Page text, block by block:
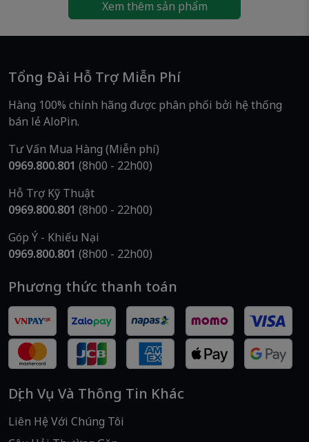
TP.HCM (Địa chỉ cũ: Phường Bình Trị Đông A, Quận
Bình Tân)
🌐Website:
www.alopin.vn
🚚Giao nhanh – Hàng mới 100%
👉 Pin Maxell AA / R6P 1.5V
tế, ổn định và tiện lợi cho mọi gia đình. Đặt mua
ngay tạiAloPin để nhận giá tốt và giao hàng
Xem thêm sản phẩm
Tổng Đài Hỗ Trợ Miễn Phí
Hàng 100% chính hãng được phân phối bởi hệ thống
bán lẻ AloPin.
Tư Vấn Mua Hàng (Miễn phí)
0969.800.801 (8h00 - 22h00)
Hỗ Trợ Kỹ Thuật
0969.800.801 (8h00 - 22h00)
Góp Ý - Khiếu Nại
0969.800.801 (8h00 - 22h00)
Phương thức thanh toán
Dịch Vụ Và Thông Tin Khác
Liên Hệ Với Chúng Tôi